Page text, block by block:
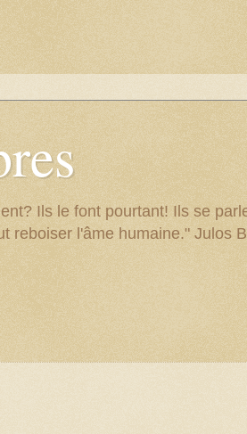
Ils le font pourtant! Ils se
reboiser l'âme humaine." Julos